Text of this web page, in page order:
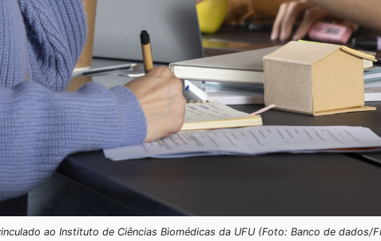
ao Instituto de Ciências Biomédicas da UFU (Foto: Banco de dados/